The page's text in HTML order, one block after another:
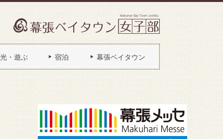
・遊ぶ 宿泊 幕張ベイタウン